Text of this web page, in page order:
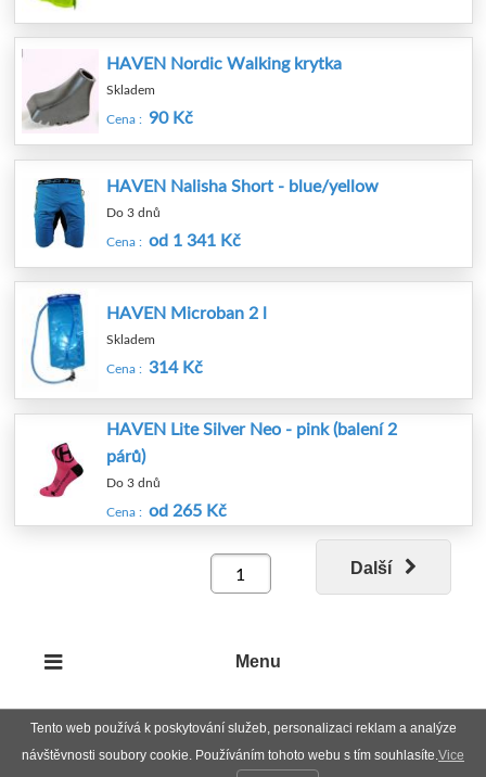
Tento web používá k poskytování služeb, personalizaci reklam a analýze
návštěvnosti soubory cookie. Používáním tohoto webu s tím souhlasíte.Vice
HAVEN Nordic Walking krytka
Skladem
Cena : 90 Kč
HAVEN Nalisha Short - blue/yellow
Do 3 dnů
Cena : od 1 341 Kč
HAVEN Microban 2 l
Skladem
Cena : 314 Kč
HAVEN Lite Silver Neo - pink (balení 2
párů)
Do 3 dnů
Cena : od 265 Kč
Další
Menu